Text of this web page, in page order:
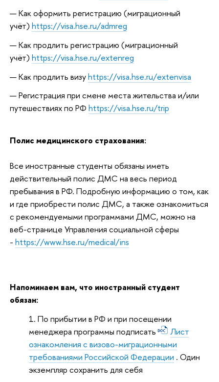
Как оформить регистрацию (миграционный
учёт) https://visa.hse.ru/admreg
Как продлить регистрацию (миграционный
учёт) https://visa.hse.ru/extenreg
Как продлить визуhttps://visa.hse.ru/extenvisa
Регистрация при смене места жительства и/или
путешествиях по РФ https://visa.hse.ru/trip
Полис медицинского страхования:
Все иностранные студенты обязаны иметь
действительный полис ДМС на весь период
пребывания в РФ. Подробную информацию о том, как
и где приобрести полис ДМС, а также ознакомиться
с рекомендуемыми программами ДМС, можно на
веб-странице Управления социальной сферы
- https://www.hse.ru/medical/ins
Напоминаем вам, что иностранный студент
обязан:
По прибытии в РФ и при посещении
менеджера программы подписать
Лист
ознакомления с визово-миграционными
требованиями Российской Федерации . Один
экземпляр сохранить для себя